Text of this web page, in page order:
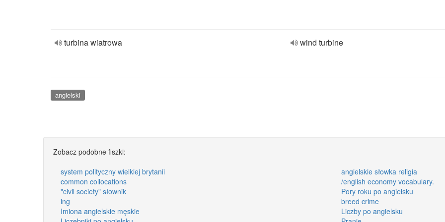
turbina wiatrowa wind turbine
angielski
Zobacz podobne fiszki:
system polityczny wielkiej brytanii
angielskie słowka religia
common collocations
/english economy vocabulary.
"civil society" słownik
Pory roku po angielsku
ing
breed crime
Imiona angielskie męskie
Liczby po angielsku